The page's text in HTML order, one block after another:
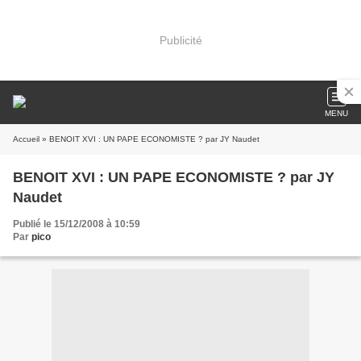
Publicité
MENU
Accueil » BENOIT XVI : UN PAPE ECONOMISTE ? par JY Naudet
BENOIT XVI : UN PAPE ECONOMISTE ? par JY
Naudet
Publié le 15/12/2008 à 10:59
Par pico